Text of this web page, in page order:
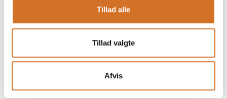
Tillad alle
Tillad valgte
Afvis